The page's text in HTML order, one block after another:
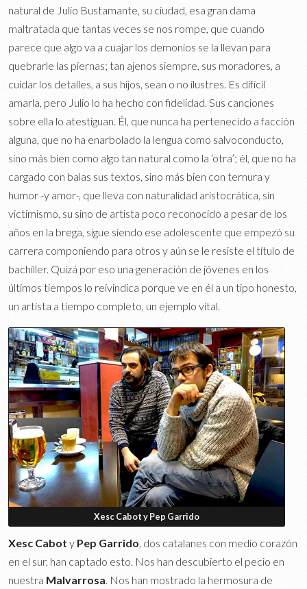
natural de Julio Bustamante, su ciudad, esa gran dama
maltratada que tantas veces se nos rompe, que cuando
parece que algo va a cuajar los demonios se la llevan para
quebrarle las piernas; tan ajenos siempre, sus moradores, a
cuidar los detalles, a sus hijos, sean o no ilustres. Es difícil
amarla, pero Julio lo ha hecho con fidelidad. Sus canciones
sobre ella lo atestiguan. Él, que nunca ha pertenecido a facción
alguna, que no ha enarbolado la lengua como salvoconducto,
sino más bien como algo tan natural como la ‘otra’; él, que no ha
cargado con balas sus textos, sino más bien con ternura y
humor -y amor-, que lleva con naturalidad aristocrática, sin
victimismo, su sino de artista poco reconocido a pesar de los
años en la brega, sigue siendo ese adolescente que empezó su
carrera componiendo para otros y aún se le resiste el título de
bachiller. Quizá por eso una generación de jóvenes en los
últimos tiempos lo reivindica porque ve en él a un tipo honesto,
un artista a tiempo completo, un ejemplo vital.
Xesc Cabot y Pep Garrido
Xesc Cabot y Pep Garrido, dos catalanes con medio corazón
en el sur, han captado esto. Nos han descubierto el pecio en
nuestra Malvarrosa. Nos han mostrado la hermosura de